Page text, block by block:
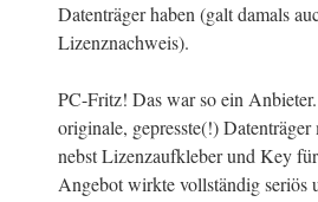
Datenträger haben (galt damals
Lizenznachweis).
PC-Fritz! Das war so ein
originale, gepresste(!)
nebst Lizenzaufkleber und Key
Angebot wirkte vollständig seriös